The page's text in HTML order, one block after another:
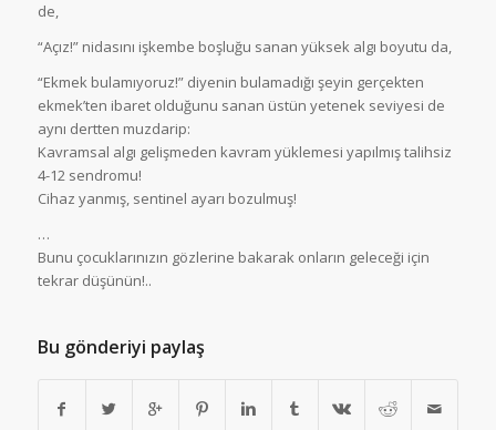
de,
“Açız!” nidasını işkembe boşluğu sanan yüksek algı boyutu da,
“Ekmek bulamıyoruz!” diyenin bulamadığı şeyin gerçekten
ekmek’ten ibaret olduğunu sanan üstün yetenek seviyesi de
aynı dertten muzdarip:
Kavramsal algı gelişmeden kavram yüklemesi yapılmış talihsiz
4-12 sendromu!
Cihaz yanmış, sentinel ayarı bozulmuş!
…
Bunu çocuklarınızın gözlerine bakarak onların geleceği için
tekrar düşünün!..
Bu gönderiyi paylaş